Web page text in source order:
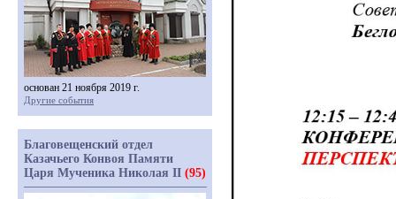
основан 21 ноября 2019 г.
Другие события
Благовещенский отдел
Казачьего Конвоя Памяти
Царя Мученика Николая II (95)